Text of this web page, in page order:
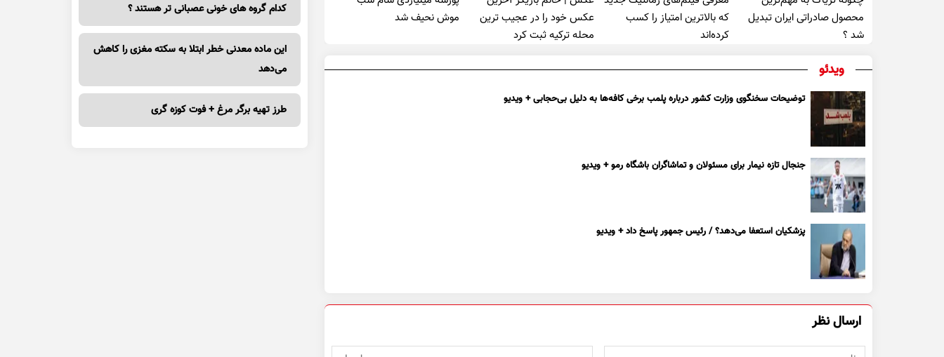
محصول صادراتی ایران تبدیل
شد ؟
که بالاترین امتیاز را کسب
کرده‌اند
عکس خود را در عجیب ترین
محله ترکیه ثبت کرد
موش‌ نحیف شد
ویدئو
توضیحات سخنگوی وزارت کشور درباره پلمب برخی کافه‌ها به دلیل بی‌حجابی + ویدیو
جنجال تازه نیمار برای مسئولان و تماشاگران باشگاه رمو + ویدیو
پزشکیان استعفا می‌دهد؟ / رئیس جمهور پاسخ داد + ویدیو
ارسال نظر
کدام گروه های خونی عصبانی تر هستند ؟
این ماده معدنی خطر ابتلا به سکته مغزی را کاهش
می‌دهد
طرز تهیه برگر مرغ + فوت کوزه گری